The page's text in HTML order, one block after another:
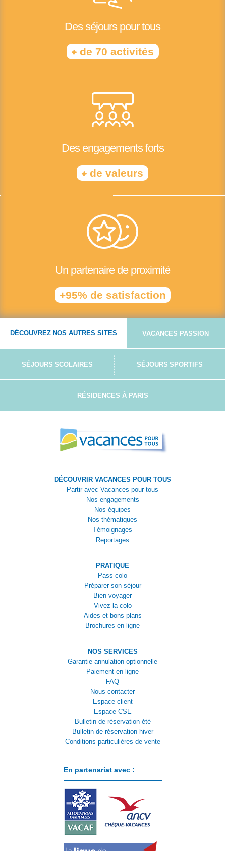
Des séjours pour tous
+de 70 activités
Des engagements forts
+ de valeurs
Un partenaire de proximité
+95% de satisfaction
DÉCOUVREZ NOS AUTRES SITES VACANCES PASSION
SÉJOURS SCOLAIRES SÉJOURS SPORTIFS
RÉSIDENCES À PARIS
DÉCOUVRIR VACANCES POUR TOUS
Partir avec Vacances pour tous
Nos engagements
Nos équipes
Nos thématiques
Témoignages
Reportages
PRATIQUE
Pass colo
Préparer son séjour
Bien voyager
Vivez la colo
Aides et bons plans
Brochures en ligne
NOS SERVICES
Garantie annulation optionnelle
Paiement en ligne
FAQ
Nous contacter
Espace client
Espace CSE
Bulletin de réservation été
Bulletin de réservation hiver
Conditions particulières de vente
En partenariat avec :